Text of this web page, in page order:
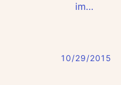
im…
10/29/2015